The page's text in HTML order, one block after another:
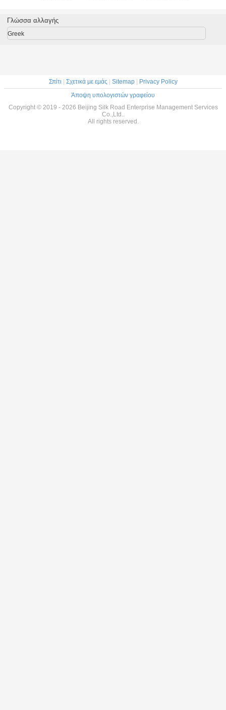
εγχύσεων
καυσίμων του
Γλώσσα αλλαγής
Greek
Σπίτι Σχετικά με εμάς Sitemap|
Privacy Policy
Άποψη υπολογιστών γραφείου
Copyright © 2019 - 2026 Beijing Silk Road Enterprise Management Services
Co.,Ltd..
All rights reserved.